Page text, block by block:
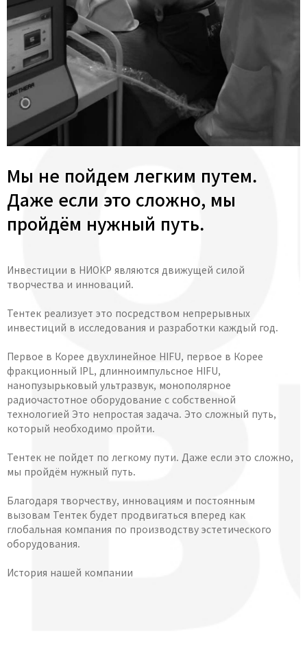
Мы не пойдем легким путем.
Даже если это сложно, мы
пройдём нужный путь.
Инвестиции в НИОКР являются движущей силой
творчества и инноваций.
Тентек реализует это посредством непрерывных
инвестиций в исследования и разработки каждый год.
Первое в Корее двухлинейное HIFU, первое в Корее
фракционный IPL, длинноимпульсное HIFU,
нанопузырьковый ультразвук, монополярное
радиочастотное оборудование с собственной
технологией Это непростая задача. Это сложный путь,
который необходимо пройти.
Тентек не пойдет по легкому пути. Даже если это сложно,
мы пройдём нужный путь.
Благодаря творчеству, инновациям и постоянным
вызовам Тентек будет продвигаться вперед как
глобальная компания по производству эстетического
оборудования.
История нашей компании